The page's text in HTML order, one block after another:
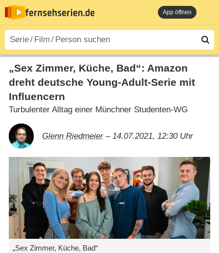
App öffnen
„Sex Zimmer, Küche, Bad“: Amazon
dreht deutsche Young-Adult-Serie mit
Influencern
Turbulenter Alltag einer Münchner Studenten-WG
Glenn Riedmeier– 14.07.2021, 12:30 Uhr
„Sex Zimmer, Küche, Bad“